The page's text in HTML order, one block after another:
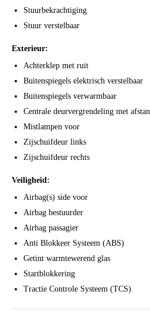
Stuurbekrachtiging
Stuur verstelbaar
Exterieur:
Achterklep met ruit
Buitenspiegels elektrisch verstelbaar
Buitenspiegels verwarmbaar
Centrale deurvergrendeling met
Mistlampen voor
Zijschuifdeur links
Zijschuifdeur rechts
Veiligheid:
Airbag(s) side voor
Airbag bestuurder
Airbag passagier
Anti Blokkeer Systeem (ABS)
Getint warmtewerend glas
Startblokkering
Tractie Controle Systeem (TCS)